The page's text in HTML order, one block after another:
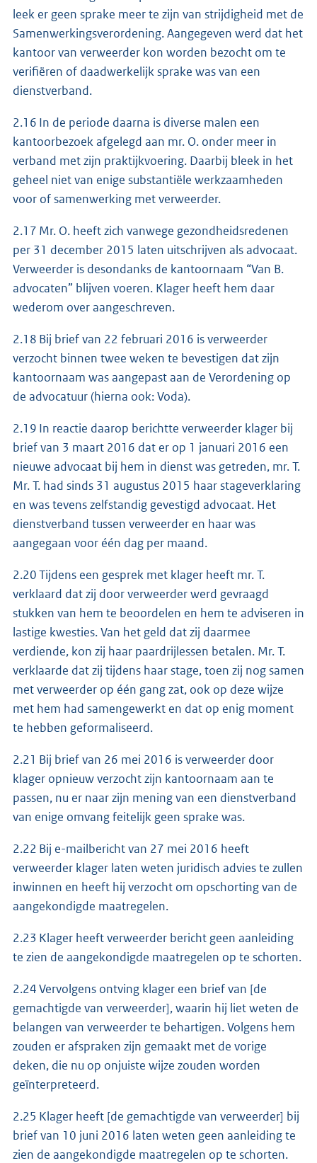
leek er geen sprake meer te zijn van strijdigheid met de
Samenwerkingsverordening. Aangegeven werd dat het
kantoor van verweerder kon worden bezocht om te
verifiëren of daadwerkelijk sprake was van een
dienstverband.
2.16 In de periode daarna is diverse malen een
kantoorbezoek afgelegd aan mr. O. onder meer in
verband met zijn praktijkvoering. Daarbij bleek in het
geheel niet van enige substantiële werkzaamheden
voor of samenwerking met verweerder.
2.17 Mr. O. heeft zich vanwege gezondheidsredenen
per 31 december 2015 laten uitschrijven als advocaat.
Verweerder is desondanks de kantoornaam “Van B.
advocaten” blijven voeren. Klager heeft hem daar
wederom over aangeschreven.
2.18 Bij brief van 22 februari 2016 is verweerder
verzocht binnen twee weken te bevestigen dat zijn
kantoornaam was aangepast aan de Verordening op
de advocatuur (hierna ook: Voda).
2.19 In reactie daarop berichtte verweerder klager bij
brief van 3 maart 2016 dat er op 1 januari 2016 een
nieuwe advocaat bij hem in dienst was getreden, mr. T.
Mr. T. had sinds 31 augustus 2015 haar stageverklaring
en was tevens zelfstandig gevestigd advocaat. Het
dienstverband tussen verweerder en haar was
aangegaan voor één dag per maand.
2.20 Tijdens een gesprek met klager heeft mr. T.
verklaard dat zij door verweerder werd gevraagd
stukken van hem te beoordelen en hem te adviseren in
lastige kwesties. Van het geld dat zij daarmee
verdiende, kon zij haar paardrijlessen betalen. Mr. T.
verklaarde dat zij tijdens haar stage, toen zij nog samen
met verweerder op één gang zat, ook op deze wijze
met hem had samengewerkt en dat op enig moment
te hebben geformaliseerd.
2.21 Bij brief van 26 mei 2016 is verweerder door
klager opnieuw verzocht zijn kantoornaam aan te
passen, nu er naar zijn mening van een dienstverband
van enige omvang feitelijk geen sprake was.
2.22 Bij e-mailbericht van 27 mei 2016 heeft
verweerder klager laten weten juridisch advies te zullen
inwinnen en heeft hij verzocht om opschorting van de
aangekondigde maatregelen.
2.23 Klager heeft verweerder bericht geen aanleiding
te zien de aangekondigde maatregelen op te schorten.
2.24 Vervolgens ontving klager een brief van [de
gemachtigde van verweerder], waarin hij liet weten de
belangen van verweerder te behartigen. Volgens hem
zouden er afspraken zijn gemaakt met de vorige
deken, die nu op onjuiste wijze zouden worden
geïnterpreteerd.
2.25 Klager heeft [de gemachtigde van verweerder] bij
brief van 10 juni 2016 laten weten geen aanleiding te
zien de aangekondigde maatregelen op te schorten.